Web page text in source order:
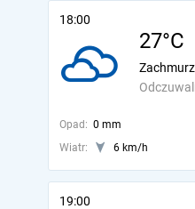
18:00
27°C
Opad: 0 mm
Wiatr:
6 km/h
19:00